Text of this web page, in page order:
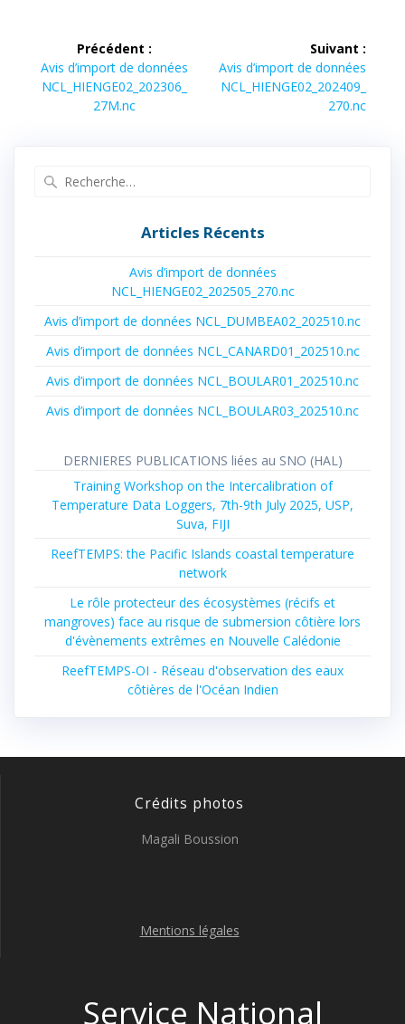
Navigation
de
l’article
Précédent :
Article
précédent :
Avis d’import de données
NCL_HIENGE02_202306_
27M.nc
Suivant :
Article
suivant :
Avis d’import de données
NCL_HIENGE02_202409_
270.nc
Articles Récents
Avis d’import de données
NCL_HIENGE02_202505_270.nc
Avis d’import de données NCL_DUMBEA02_202510.nc
Avis d’import de données NCL_CANARD01_202510.nc
Avis d’import de données NCL_BOULAR01_202510.nc
Avis d’import de données NCL_BOULAR03_202510.nc
DERNIERES PUBLICATIONS liées au SNO (HAL)
Training Workshop on the Intercalibration of
Temperature Data Loggers, 7th-9th July 2025, USP,
Suva, FIJI
ReefTEMPS: the Pacific Islands coastal temperature
network
Le rôle protecteur des écosystèmes (récifs et
mangroves) face au risque de submersion côtière lors
d'évènements extrêmes en Nouvelle Calédonie
ReefTEMPS-OI - Réseau d'observation des eaux
côtières de l'Océan Indien
Crédits photos
Magali Boussion
Mentions légales
Service National